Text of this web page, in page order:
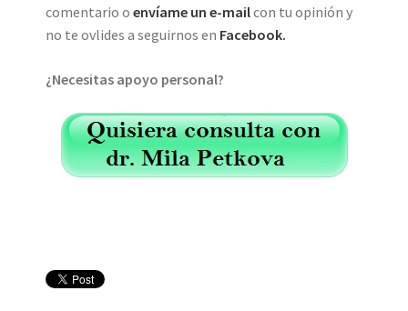
comentario o envíame un e-mailcon tu opinión y
no te ovlides a seguirnos en Facebook.
¿Necesitas apoyo personal?